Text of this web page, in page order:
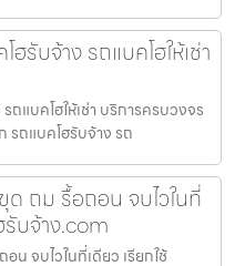
รับจ้าง รถแบคโฮให้เช่า
ถแบคโฮให้เช่า บริการครบวงจร
รถแบคโฮรับจ้าง รถ
ถม รื้อถอน จบไวในที่
รับจ้าง.com
น จบไวในที่เดียว เรียกใช้